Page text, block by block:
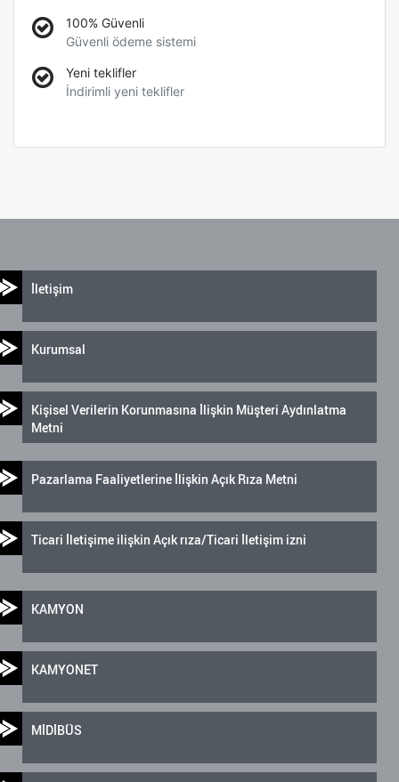
100% Güvenli
Güvenli ödeme sistemi
Yeni teklifler
İndirimli yeni teklifler
İletişim
Kurumsal
Kişisel Verilerin Korunmasına İlişkin Müşteri Aydınlatma
Metni
Pazarlama Faaliyetlerine İlişkin Açık Rıza Metni
Ticari İletişime ilişkin Açık rıza/Ticari İletişim izni
KAMYON
KAMYONET
MİDİBÜS